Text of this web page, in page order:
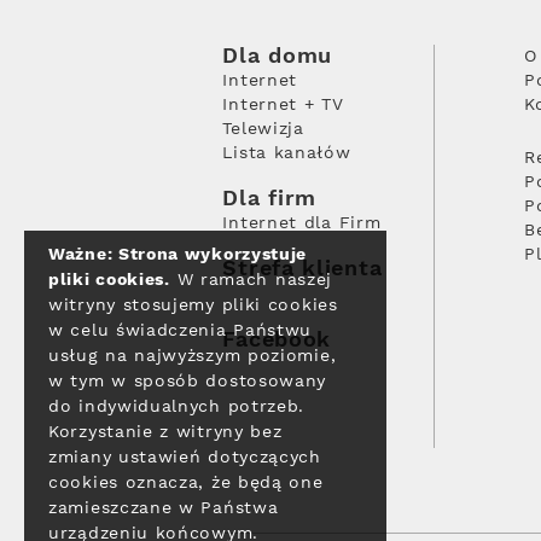
Dla domu
Internet
Internet + TV
Telewizja
Lista kanałów
Dla firm
Internet dla Firm
Strefa klienta
Facebook
Ważne: Strona wykorzystuje
pliki cookies. W ramach naszej
witryny stosujemy pliki cookies
w celu świadczenia Państwu
usług na najwyższym poziomie,
w tym w sposób dostosowany
do indywidualnych potrzeb.
Korzystanie z witryny bez
zmiany ustawień dotyczących
cookies oznacza, że będą one
zamieszczane w Państwa
urządzeniu końcowym.